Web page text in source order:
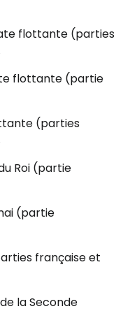
flottante (parties
flottante (partie
(parties
Roi (partie
(partie
française et
la Seconde